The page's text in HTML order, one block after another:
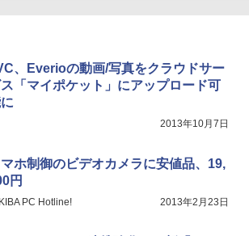
、Everioの動画/写真をクラウドサー
ス「マイポケット」にアップロード可
2013年10月7日
マホ制御のビデオカメラに安値品、19,
円
PC Hotline! 2013年2月23日